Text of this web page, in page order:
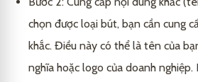
chọn được loại bút, bạn cần cung
khắc. Điều này có thể là tên của
nghĩa hoặc logo của doanh nghiệp.